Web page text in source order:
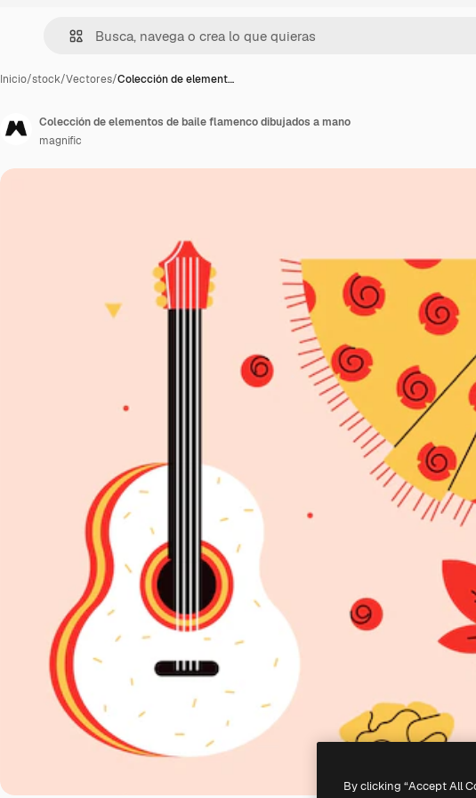
Inicio/stock/Vectores/Colección de element…
Colección de elementos de baile flamenco dibujados a mano
magnific
By clicking “Accept All